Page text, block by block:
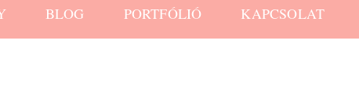
BLOG PORTFÓLIÓ KAPCSOLAT